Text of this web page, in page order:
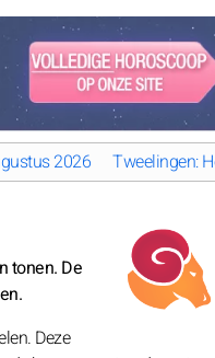
2026 Tweelingen:
tonen. De
Deze